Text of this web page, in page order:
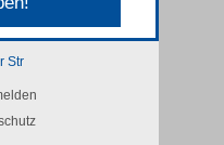
Str